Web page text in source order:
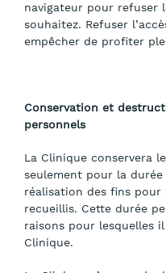
navigateur pour refuser
souhaitez. Refuser
empêcher de profiter
Conservation et
personnels
La Clinique conservera
seulement pour la durée
réalisation des fins
recueillis. Cette durée
raisons pour lesquelles
Clinique.